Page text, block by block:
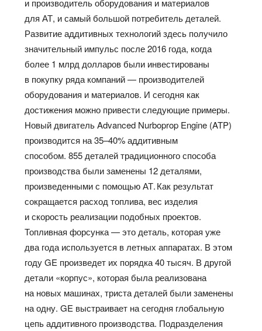
и производитель оборудования и материалов
для АТ, и самый большой потребитель деталей.
Развитие аддитивных технологий здесь получило
значительный импульс после 2016 года, когда
более 1 млрд долларов были инвестированы
в покупку ряда компаний — производителей
оборудования и материалов. И сегодня как
достижения можно привести следующие примеры.
Новый двигатель Advanced Nurboprop Engine (ATP)
производится на 35–40% аддитивным
способом. 855 деталей традиционного способа
производства были заменены 12 деталями,
произведенными с помощью АТ. Как результат
сокращается расход топлива, вес изделия
и скорость реализации подобных проектов.
Топливная форсунка — это деталь, которая уже
два года используется в летных аппаратах. В этом
году GE произведет их порядка 40 тысяч. В другой
детали «корпус», которая была реализована
на новых машинах, триста деталей были заменены
на одну. GE выстраивает на сегодня глобальную
цепь аддитивного производства. Подразделения